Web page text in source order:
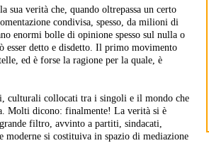
verità che, quando oltrepassa un certo
condivisa, spesso, da milioni di
enormi bolle di opinione spesso sul nulla o
esser detto e disdetto. Il primo movimento
ed è forse la ragione per la quale, è
culturali collocati tra i singoli e il mondo che
Molti dicono: finalmente! La verità si è
filtro, avvinto a partiti, sindacati,
moderne si costituiva in spazio di mediazione